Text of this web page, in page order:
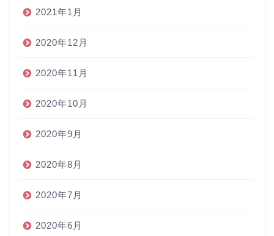
2021年1月
2020年12月
2020年11月
2020年10月
2020年9月
2020年8月
2020年7月
2020年6月